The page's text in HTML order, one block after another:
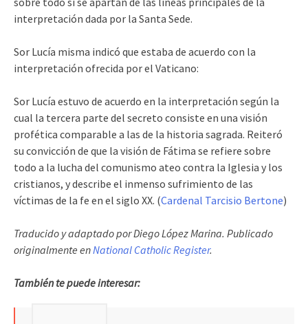
interpretación dada por la Santa Sede.
Sor Lucía misma indicó que estaba de acuerdo con la
interpretación ofrecida por el Vaticano:
Sor Lucía estuvo de acuerdo en la interpretación según la
cual la tercera parte del secreto consiste en una visión
profética comparable a las de la historia sagrada. Reiteró
su convicción de que la visión de Fátima se refiere sobre
todo a la lucha del comunismo ateo contra la Iglesia y los
cristianos, y describe el inmenso sufrimiento de las
víctimas de la fe en el siglo XX. (Cardenal Tarcisio Bertone)
Traducido y adaptado por Diego López Marina. Publicado
originalmente enNational Catholic Register.
También te puede interesar: